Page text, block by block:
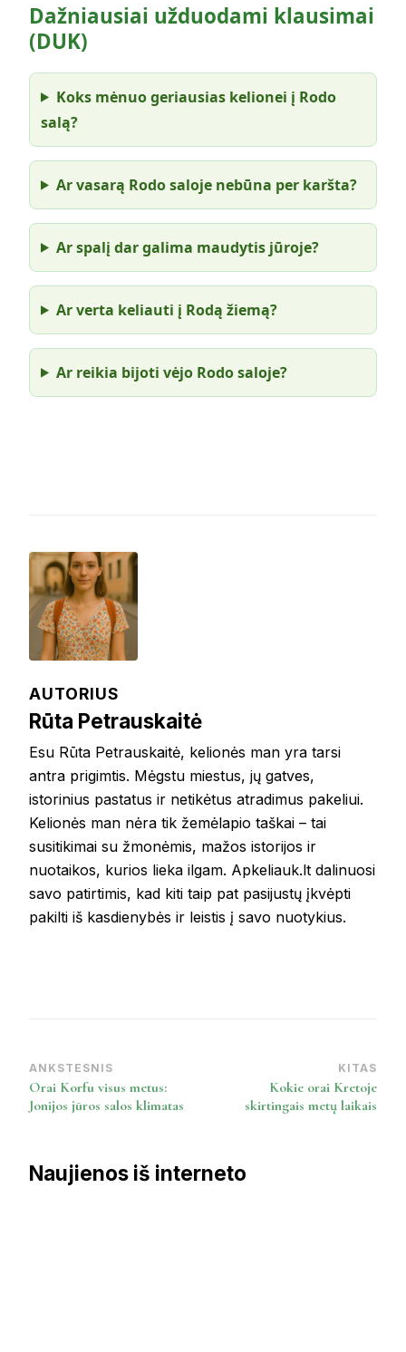
Dažniausiai užduodami klausimai
(DUK)
Koks mėnuo geriausias kelionei į Rodo
salą?
Ar vasarą Rodo saloje nebūna per karšta?
Ar spalį dar galima maudytis jūroje?
Ar verta keliauti į Rodą žiemą?
Ar reikia bijoti vėjo Rodo saloje?
AUTORIUS
Rūta Petrauskaitė
Esu Rūta Petrauskaitė, kelionės man yra tarsi
antra prigimtis. Mėgstu miestus, jų gatves,
istorinius pastatus ir netikėtus atradimus pakeliui.
Kelionės man nėra tik žemėlapio taškai – tai
susitikimai su žmonėmis, mažos istorijos ir
nuotaikos, kurios lieka ilgam. Apkeliauk.lt dalinuosi
savo patirtimis, kad kiti taip pat pasijustų įkvėpti
pakilti iš kasdienybės ir leistis į savo nuotykius.
Post
Navigation
ANKSTESNIS
Orai Korfu visus metus:
Jonijos jūros salos klimatas
KITAS
Kokie orai Kretoje
skirtingais metų laikais
Naujienos iš interneto